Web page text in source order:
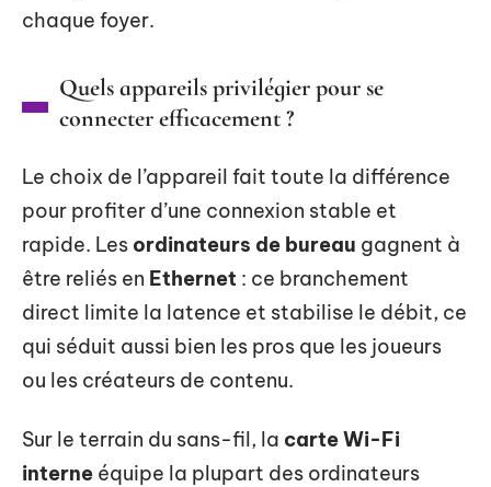
chaque foyer.
Quels appareils privilégier pour se
connecter efficacement ?
Le choix de l’appareil fait toute la différence
pour profiter d’une connexion stable et
rapide. Les ordinateurs de bureau gagnent à
être reliés en Ethernet : ce branchement
direct limite la latence et stabilise le débit, ce
qui séduit aussi bien les pros que les joueurs
ou les créateurs de contenu.
Sur le terrain du sans-fil, la carte Wi-Fi
interne équipe la plupart des ordinateurs